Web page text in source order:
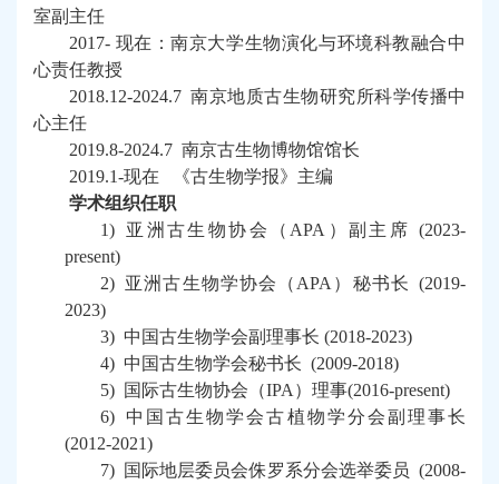
室副主任
2017- 现在：南京大学生物演化与环境科教融合中
心责任教授
2018.12-2024.7 南京地质古生物研究所科学传播中
心主任
2019.8-2024.7 南京古生物博物馆馆长
2019.1-现在 《古生物学报》主编
学术组织任职
1)
亚洲古生物协会（ APA ）副主席 (2023-
present)
2) 亚洲古生物学协会（ APA ）秘书长 (2019-
2023)
3) 中国古生物学会副理事长 (2018-2023)
4) 中国古生物学会秘书长 (2009-2018)
5) 国际古生物协会（IPA ）理事(2016-present)
6)
中国古生物学会古植物学分会副理事长
(2012-2021)
7) 国际地层委员会侏罗系分会选举委员 (2008-